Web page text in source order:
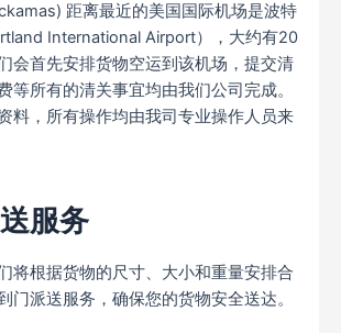
距离最近的美国国际机场是波特
International Airport），大约有20
会首先安排货物空运到该机场，提交清
等所有的清关事宜均由我们公司完成。
料，所有操作均由我司专业操作人员来
服务
将根据货物的尺寸、大小和重量安排合
门派送服务，确保您的货物安全送达。